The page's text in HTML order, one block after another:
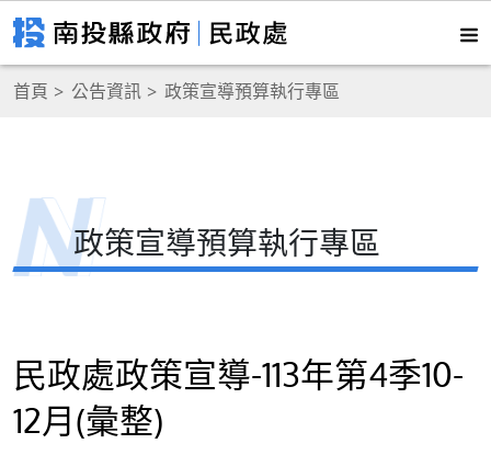
首頁 公告資訊 政策宣導預算執行專區
政策宣導預算執行專區
民政處政策宣導-113年第4季10-
12月(彙整)